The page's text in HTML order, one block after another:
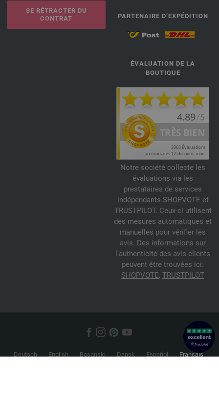
SE RÉTRACTER DU
CONTRAT
PARTENAIRE D’EXPÉDITION
ÉVALUATION DE LA
BOUTIQUE
Notre société collecte les
évaluations via les
prestataires de services
indépendants SHOPVOTE et
TRUSTPILOT. Ceux-ci utilisent
des mesures automatiques et
manuelles pour vérifier les
avis. Des informations sur
l'authenticité des avis clients
peuvent être trouvées ici:
SHOPVOTE, TRUSTPILOT
Deutsch English Bosanski Dansk Español
Français